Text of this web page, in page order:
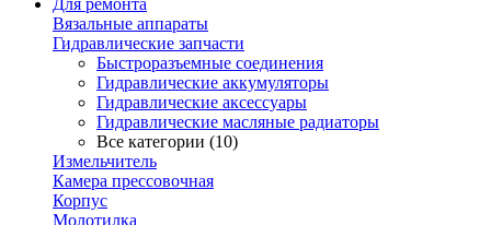
Для ремонта
Вязальные аппараты
Гидравлические запчасти
Быстроразъемные соединения
Гидравлические аккумуляторы
Гидравлические аксессуары
Гидравлические масляные радиаторы
Все категории (10)
Измельчитель
Камера прессовочная
Корпус
Молотилка